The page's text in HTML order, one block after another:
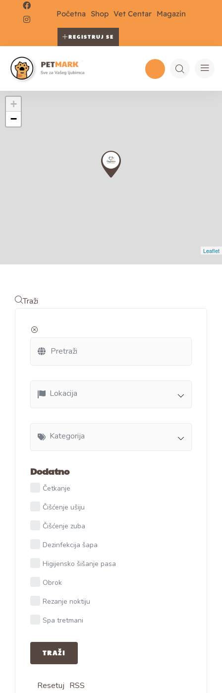
Početna Shop Vet Centar Magazin
REGISTRUJ SE
+
−
Leaflet
Traži
Lokacija
Kategorija
Dodatno
Četkanje
Čišćenje ušiju
Čišćenje zuba
Dezinfekcija šapa
Higijensko šišanje pasa
Obrok
Rezanje noktiju
Spa tretmani
Resetuj RSS